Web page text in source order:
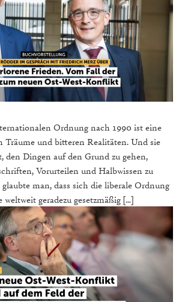
Ordnung nach 1990 ist eine
Träume und bitteren Realitäten. Und sie
den Dingen auf den Grund zu gehen,
Vorurteilen und Halbwissen zu
man, dass sich die liberale Ordnung
geradezu gesetzmäßig […]